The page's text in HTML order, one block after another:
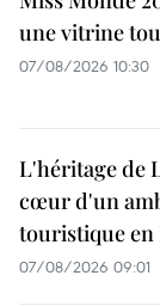
une vitrine
07/08/2026 10:30
L'héritage de
cœur d'un
touristique en
07/08/2026 09:01